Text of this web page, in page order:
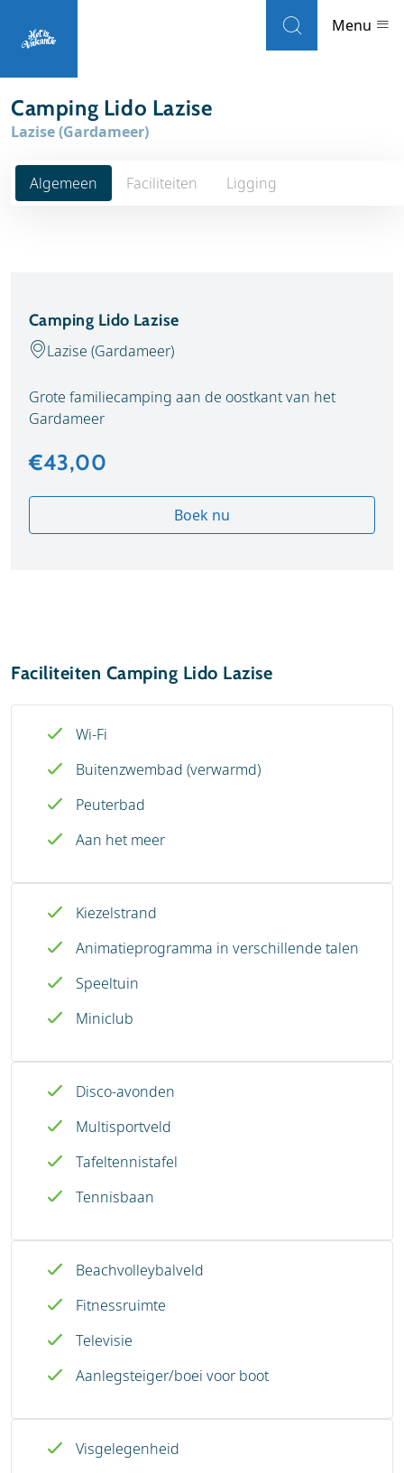
Menu
Landen
Weblogs
Populaire eilanden
Reisinformatie
Camping Lido Lazise
Lazise (Gardameer)
Algemeen Faciliteiten Ligging
Camping Lido Lazise
Lazise (Gardameer)
Grote familiecamping aan de oostkant van het
Gardameer
€43,00
Boek nu
Faciliteiten Camping Lido Lazise
Wi-Fi
Buitenzwembad (verwarmd)
Peuterbad
Aan het meer
Kiezelstrand
Animatieprogramma in verschillende talen
Speeltuin
Miniclub
Disco-avonden
Multisportveld
Tafeltennistafel
Tennisbaan
Beachvolleybalveld
Fitnessruimte
Televisie
Aanlegsteiger/boei voor boot
Visgelegenheid